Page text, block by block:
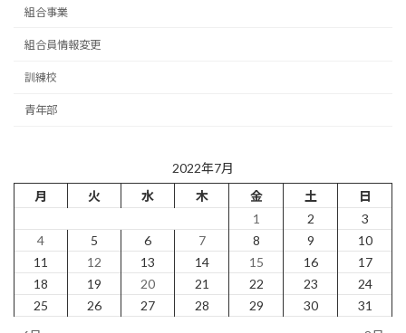
組合事業
組合員情報変更
訓練校
青年部
2022年7月
月
火 水 木 金 土
日
1
2
3
4
5 6 7 8 9
10
11
12 13 14 15 16
17
18
19 20 21 22 23
24
25
26 27 28 29 30
31